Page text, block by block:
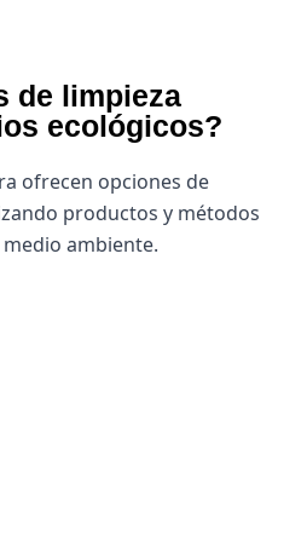
de limpieza
ecológicos?
ofrecen opciones de
productos y métodos
ambiente.